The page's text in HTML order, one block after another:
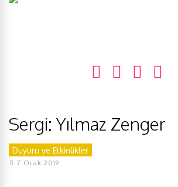
Sergi: Yılmaz Zenger
Duyuru ve Etkinlikler
7 Ocak 2019